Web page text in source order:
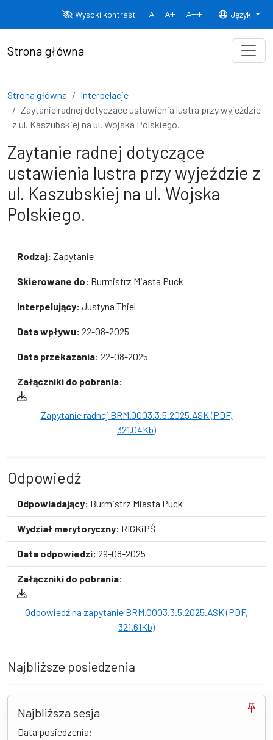
Wysoki kontrast
Normalny rozmiar czcionki
Rozmiar czcionki 150% Rozmiar
Język
Strona główna
Strona główna
Interpelacje
Zaytanie radnej dotyczące ustawienia lustra przy wyjeździe
z ul. Kaszubskiej na ul. Wojska Polskiego.
Zaytanie radnej dotyczące
ustawienia lustra przy wyjeździe z
ul. Kaszubskiej na ul. Wojska
Polskiego.
Rodzaj: Zapytanie
Skierowane do: Burmistrz Miasta Puck
Interpelujący: Justyna Thiel
Data wpływu: 22-08-2025
Data przekazania: 22-08-2025
Załączniki do pobrania:
Zapytanie radnej BRM.0003.3.5.2025.ASK (PDF,
321.04Kb)
Odpowiedź
Odpowiadający: Burmistrz Miasta Puck
Wydział merytoryczny: RIGKiPŚ
Data odpowiedzi: 29-08-2025
Załączniki do pobrania:
Odpowiedź na zapytanie BRM.0003.3.5.2025.ASK (PDF,
321.61Kb)
Najbliższe posiedzenia
Najbliższa sesja
Data posiedzenia: -